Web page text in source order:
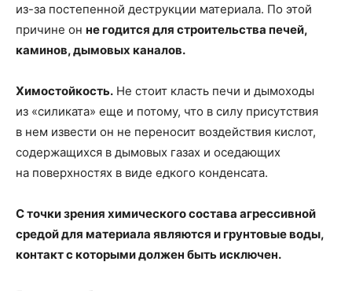
из-за постепенной деструкции материала. По этой
причине он не годится для строительства печей,
каминов, дымовых каналов.
Химостойкость. Не стоит класть печи и дымоходы
из «силиката» еще и потому, что в силу присутствия
в нем извести он не переносит воздействия кислот,
содержащихся в дымовых газах и оседающих
на поверхностях в виде едкого конденсата.
С точки зрения химического состава агрессивной
средой для материала являются и грунтовые воды,
контакт с которыми должен быть исключен.